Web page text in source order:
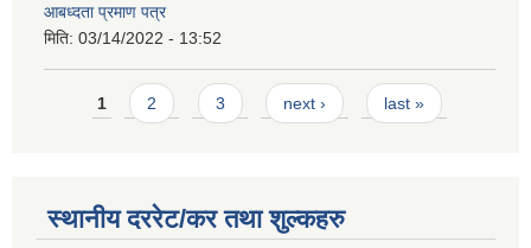
आबध्दता प्रमाण पत्र
मिति: 03/14/2022 - 13:52
Pages
1 2 3 next › last »
स्थानीय दररेट/कर तथा शुल्कहरु